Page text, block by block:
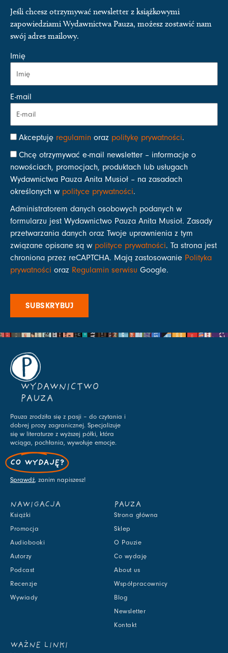
Jeśli chcesz otrzymywać newsletter z książkowymi
zapowiedziami Wydawnictwa Pauza, możesz zostawić nam
swój adres mailowy.
Imię
E-mail
Akceptuję regulamin oraz politykę prywatności.
Chcę otrzymywać e-mail newsletter – informacje o
nowościach, promocjach, produktach lub usługach
Wydawnictwa Pauza Anita Musioł – na zasadach
określonych w polityce prywatności.
Administratorem danych osobowych podanych w
formularzu jest Wydawnictwo Pauza Anita Musioł. Zasady
przetwarzania danych oraz Twoje uprawnienia z tym
związane opisane są w polityce prywatności. Ta strona jest
chroniona przez reCAPTCHA. Mają zastosowanie Polityka
prywatności oraz Regulamin serwisu Google.
SUBSKRYBUJ
WYDAWNICTWO
PAUZA
Pauza zrodziła się z pasji – do czytania i
dobrej prozy zagranicznej. Specjalizuje
się w literaturze z wyższej półki, która
wciąga, pochłania, wywołuje emocje.
CO WYDAJĘ?
Sprawdź, zanim napiszesz!
NAWIGACJA
Książki
Promocja
Audiobooki
Autorzy
Podcast
Recenzje
Wywiady
PAUZA
Strona główna
Sklep
O Pauzie
Co wydaję
About us
Współpracownicy
Blog
Newsletter
Kontakt
WAŻNE LINKI